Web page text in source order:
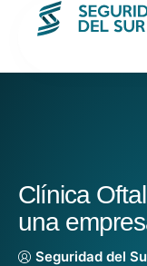
Clínica
una
Seguridad del